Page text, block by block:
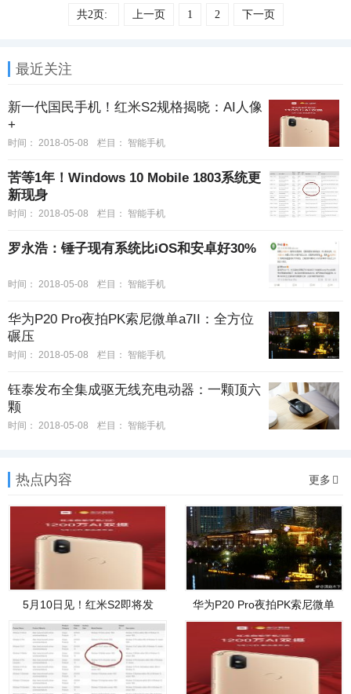
共2页: 上一页 1 2 下一页
最近关注
新一代国民手机！红米S2规格揭晓：AI人像
+
时间： 2018-05-08 栏目： 智能手机
苦等1年！Windows 10 Mobile 1803系统更
新现身
时间： 2018-05-08 栏目： 智能手机
罗永浩：锤子现有系统比iOS和安卓好30%
时间： 2018-05-08 栏目： 智能手机
华为P20 Pro夜拍PK索尼微单a7II：全方位
碾压
时间： 2018-05-08 栏目： 智能手机
钰泰发布全集成驱无线充电动器：一颗顶六
颗
时间： 2018-05-08 栏目： 智能手机
热点内容 更多
5月10日见！红米S2即将发
华为P20 Pro夜拍PK索尼微单